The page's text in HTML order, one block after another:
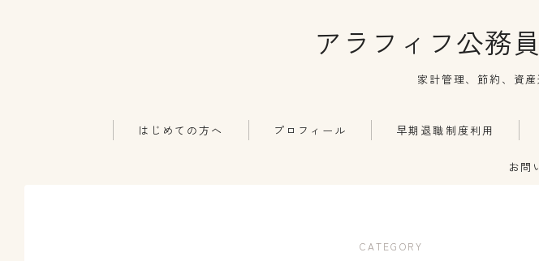
アラフィフ公務
家計管理、節約、資
はじめての方へ プロフィール 早期退職制度利用
お問
CATEGORY